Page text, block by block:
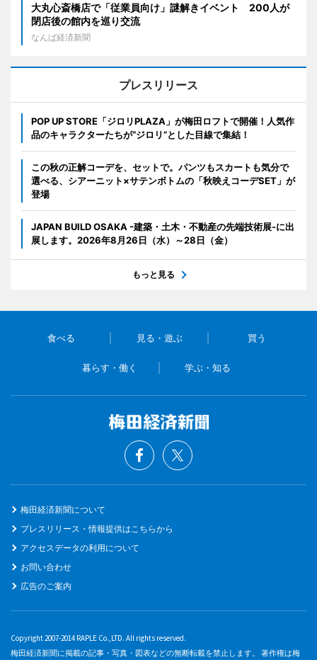
大丸心斎橋店で「従業員向け」謎解きイベント 200人が
閉店後の館内を巡り交流
なんば経済新聞
プレスリリース
POP UP STORE「ジロリPLAZA」が梅田ロフトで開催！人気作
品のキャラクターたちが“ジロリ”とした目線で集結！
この秋の正解コーデを、セットで。パンツもスカートも気分で
選べる、シアーニット×サテンボトムの「秋映えコーデSET」が
登場
JAPAN BUILD OSAKA -建築・土木・不動産の先端技術展-に出
展します。2026年8月26日（水）～28日（金）
もっと見る
食べる 見る・遊ぶ 買う
暮らす・働く 学ぶ・知る
梅田経済新聞について
プレスリリース・情報提供はこちらから
アクセスデータの利用について
お問い合わせ
広告のご案内
Copyright 2007-2014 RAPLE Co.,LTD. All rights reserved.
梅田経済新聞に掲載の記事・写真・図表などの無断転載を禁止します。 著作権は梅